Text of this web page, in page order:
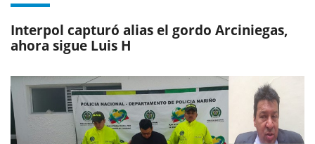
Interpol capturó alias el gordo Arciniegas,
ahora sigue Luis H